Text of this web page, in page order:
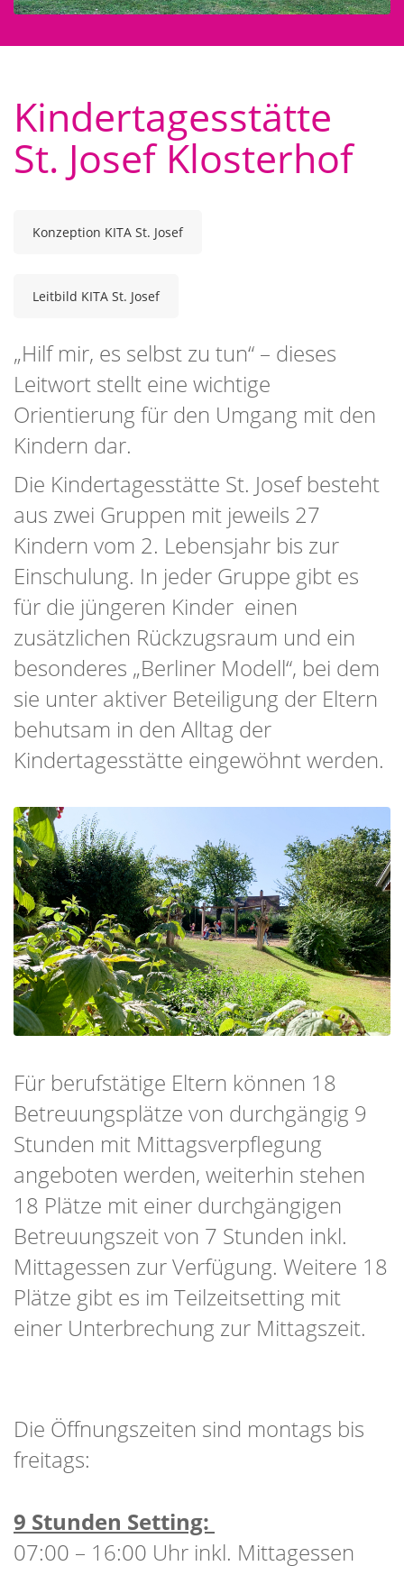
Kita Klosterhof
Ansprechpartner
Kindertagesstätte
St. Josef Klosterhof
Konzeption KITA St. Josef
Leitbild KITA St. Josef
„Hilf mir, es selbst zu tun“ – dieses
Leitwort stellt eine wichtige
Orientierung für den Umgang mit den
Kindern dar.
Die Kindertagesstätte St. Josef besteht
aus zwei Gruppen mit jeweils 27
Kindern vom 2. Lebensjahr bis zur
Einschulung. In jeder Gruppe gibt es
für die jüngeren Kinder einen
zusätzlichen Rückzugsraum und ein
besonderes „Berliner Modell“, bei dem
sie unter aktiver Beteiligung der Eltern
behutsam in den Alltag der
Kindertagesstätte eingewöhnt werden.
Für berufstätige Eltern können 18
Betreuungsplätze von durchgängig 9
Stunden mit Mittagsverpflegung
angeboten werden, weiterhin stehen
18 Plätze mit einer durchgängigen
Betreuungszeit von 7 Stunden inkl.
Mittagessen zur Verfügung. Weitere 18
Plätze gibt es im Teilzeitsetting mit
einer Unterbrechung zur Mittagszeit.
Die Öffnungszeiten sind montags bis
freitags:
9 Stunden Setting:
07:00 – 16:00 Uhr inkl. Mittagessen